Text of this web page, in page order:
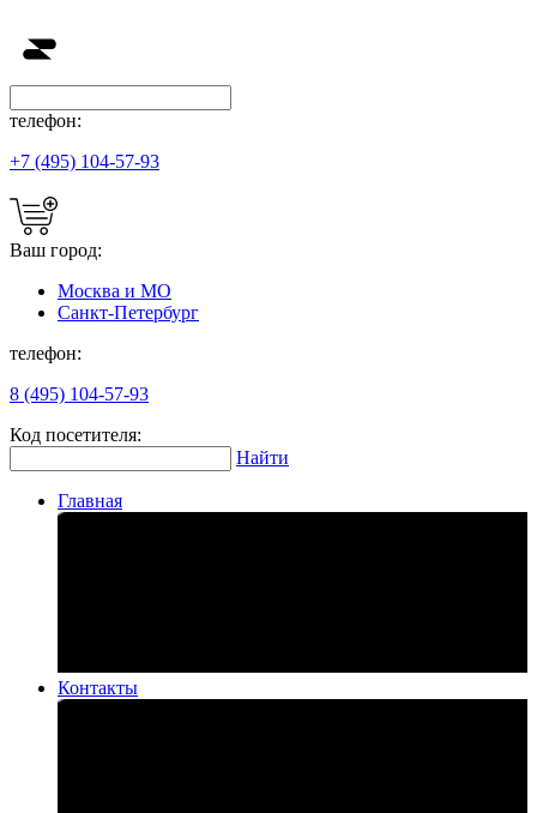
телефон:
+7 (495) 104-57-93
Ваш город:
Москва и МО
Санкт-Петербург
телефон:
8 (495) 104-57-93
Код посетителя:
Найти
Главная
Контакты